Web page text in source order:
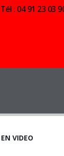
Tél : 04 91 23 03
VIDEO